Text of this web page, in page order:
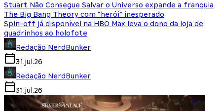
Stuart Não Consegue Salvar o Universo expande a franquia
The Big Bang Theory com “herói” inesperado
Spin-off já disponível na HBO Max leva o dono da loja de
quadrinhos ao holofote
Redação NerdBunker
31.jul.26
Redação NerdBunker
31.jul.26